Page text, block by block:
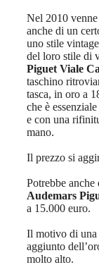
Nel 2010
anche di un
uno stile
del loro stile di
Piguet Viale
taschino
tasca, in oro a
che è
e con una
mano.
Il prezzo si
Potrebbe anche
Audemars
a 15.000 euro.
Il motivo di una
aggiunto
molto alto.